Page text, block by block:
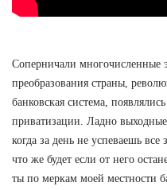
Соперничали многочисленные
преобразования страны,
банковская система,
приватизации. Ладно
когда за день не успеваешь
что же будет если от него
ты по меркам моей местности